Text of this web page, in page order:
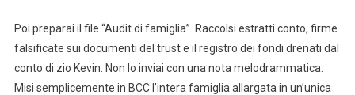
Poi preparai il file “Audit di famiglia”. Raccolsi estratti conto, firme
falsificate sui documenti del trust e il registro dei fondi drenati dal
conto di zio Kevin. Non lo inviai con una nota melodrammatica.
Misi semplicemente in BCC l’intera famiglia allargata in un’unica